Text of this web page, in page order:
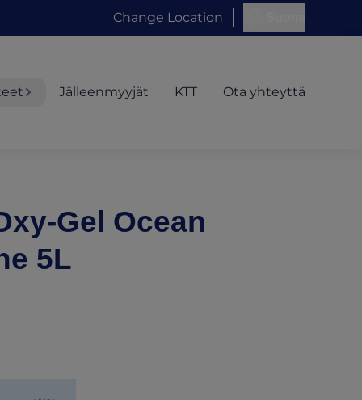
Change Location
Jälleenmyyjät KTT Ota yhteyttä
Gel Ocean
5L